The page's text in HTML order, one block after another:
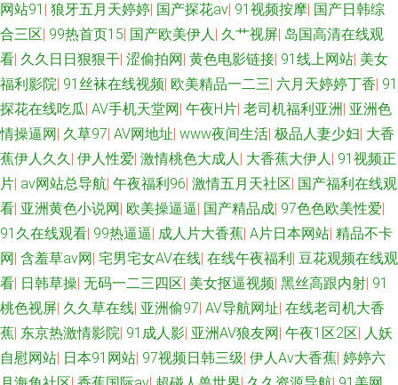
网站91 | 狼牙五月天婷婷| 国产探花av| 91视频按摩| 国产日韩综
合三区| 99热首页15| 国产欧美伊人| 久艹视屏| 岛国高清在线观
看| 久久日日狠狠干| 涩偷拍网| 黄色电影链接| 91线上网站| 美女
福利影院| 91丝袜在线视频| 欧美精品一二三| 六月天婷婷丁香| 91
探花在线吃瓜| AV手机天堂网| 午夜H片| 老司机福利亚洲 | 亚洲色
情操逼网| 久草97| AV网地址| www夜间生活| 极品人妻少妇| 大香
蕉伊人久久| 伊人性爱| 激情桃色大成人| 大香蕉大伊人| 91视频正
片| av网站总导航| 午夜福利96| 激情五月天社区| 国产福利在线观
看| 亚洲黄色小说网| 欧美操逼逼| 国产精品成| 97色色欧美性爱|
91久在线观看| 99热逼逼| 成人片大香蕉| A片日本网站| 精品不卡
网| 含羞草av网| 宅男宅女AV在线| 在线午夜福利| 豆花观频在线观
看| 日韩草操| 无码一二三四区| 美女抠逼视频| 黑丝高跟内射| 91
桃色视屏| 久久草在线| 亚洲偷97| AV导航网址| 在线老司机大香
蕉| 东京热激情影院| 91成人影| 亚洲AV狼友网| 午夜1区2区| 人妖
自慰网站| 日本91网站| 97视频日韩三级| 伊人Av大香蕉| 婷婷六